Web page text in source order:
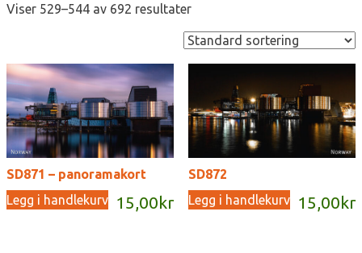
Viser 529–544 av 692 resultater
SD871 – panoramakort
15,00 kr
Legg i handlekurv
SD872
15,00 kr
Legg i handlekurv